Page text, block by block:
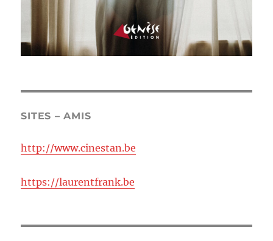
SITES – AMIS
http://www.cinestan.be
https://laurentfrank.be